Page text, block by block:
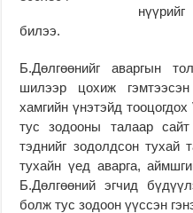
билээ.
Б.Дөлгөөнийг аваргын
шилээр цохиж
хамгийн үнэтэйд
тус зодооны талаар
тэднийг зодолдсон тухай
тухайн үед аварга,
Б.Дөлгөөний эгчид
болж тус зодоон үүссэн